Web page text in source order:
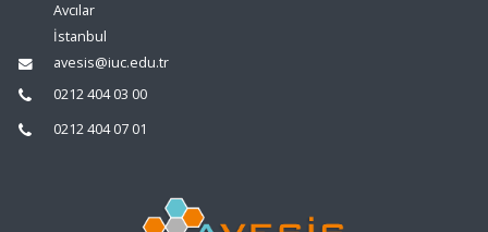
Avcılar
İstanbul
avesis@iuc.edu.tr
0212 404 03 00
0212 404 07 01